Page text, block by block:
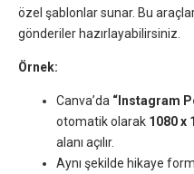
özel şablonlar sunar. Bu
gönderiler hazırlayabilirsiniz.
Örnek:
Canva’da “Instagram
otomatik olarak 1080 x
alanı açılır.
Aynı şekilde hikaye